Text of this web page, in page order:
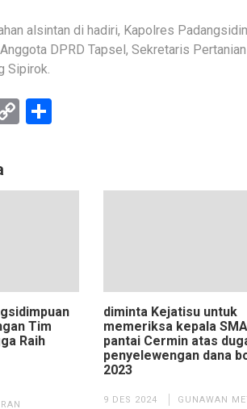
alsintan di hadiri, Kapolres
DPRD Tapsel, Sekretaris
Sipirok.
Copy
Tim
Raih
diminta Kejatisu untuk
memeriksa kepala
pantai Cermin atas
penyelewengan dana
2023
9 DES 2024 GUNAWAN